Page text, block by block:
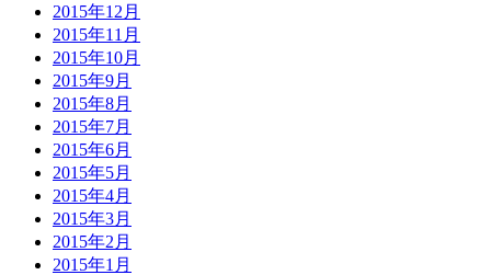
2015年12月
2015年11月
2015年10月
2015年9月
2015年8月
2015年7月
2015年6月
2015年5月
2015年4月
2015年3月
2015年2月
2015年1月